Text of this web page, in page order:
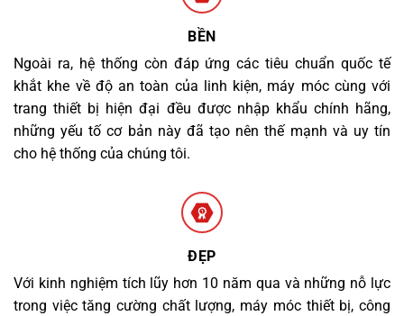
BỀN
Ngoài ra, hệ thống còn đáp ứng các tiêu chuẩn quốc tế
khắt khe về độ an toàn của linh kiện, máy móc cùng với
trang thiết bị hiện đại đều được nhập khẩu chính hãng,
những yếu tố cơ bản này đã tạo nên thế mạnh và uy tín
cho hệ thống của chúng tôi.
ĐẸP
Với kinh nghiệm tích lũy hơn 10 năm qua và những nỗ lực
trong việc tăng cường chất lượng, máy móc thiết bị, công